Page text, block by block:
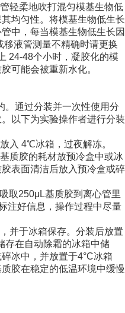
轻柔地吹打混匀模基生物低
均匀性。将模基生物低生长
中，每当模基生物低生长因
液管测量不精确时请更换
24-48个小时，凝胶化的模
可能会被重新水化。
通过分装并一次性使用分
以下为实验操作者进行分装
入 4℃冰箱，过夜解冻。
质胶的耗材放预冷盒中或冰
表面清洁后放入预冷盒或碎
取250μL基质胶到离心管里
注好信息，操作过程中尽量
并于冰箱保存。分装后放置
在自动除霜的冰箱中储
冰中，并放置于4°C冰箱
胶在稳定的低温环境中缓慢